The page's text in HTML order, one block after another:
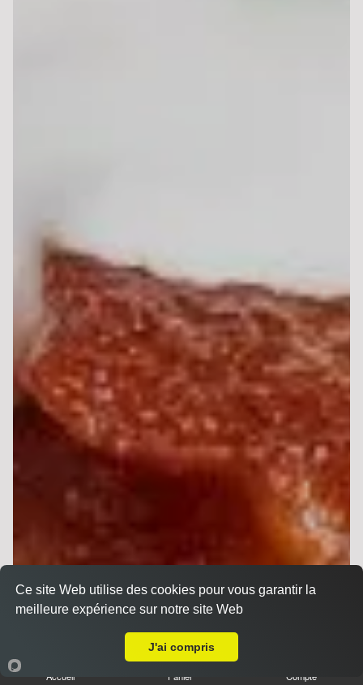
Sandwichs
Accueil Panier Compte
Ce site Web utilise des cookies pour vous garantir la
meilleure expérience sur notre site Web
J'ai compris